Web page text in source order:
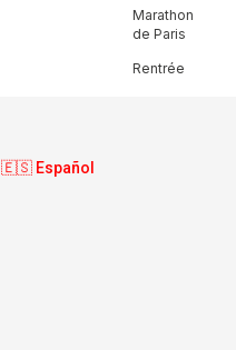
Marathon
de Paris
Rentrée
🇪🇸 Español